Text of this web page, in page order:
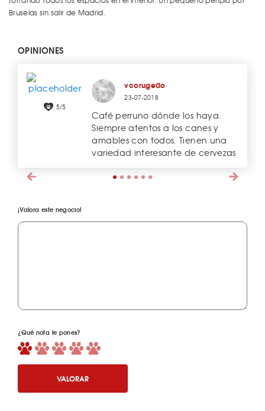
Bruselas sin salir de Madrid.
OPINIONES
5/5
vcorugedo
23-07-2018
Café perruno dónde los haya.
Siempre atentos a los canes y
amables con todos. Tienen una
variedad interesante de cervezas
¡Valora este negocio!
¿Qué nota le pones?
VALORAR